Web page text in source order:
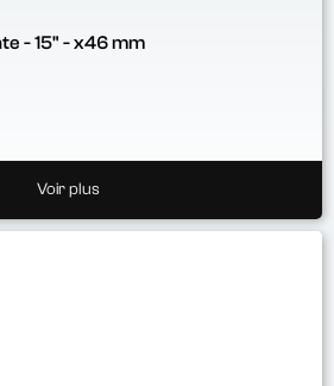
Pneu - Fond de jante - 15" - x46 mm
Voir plus